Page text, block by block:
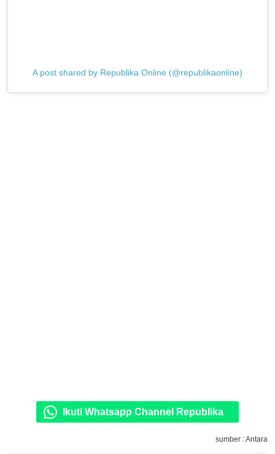
A post shared by Republika Online (@republikaonline)
Ikuti Whatsapp Channel Republika
sumber : Antara